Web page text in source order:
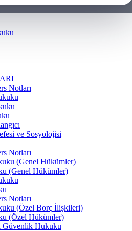
Notları
ve Sosyolojisi
Notları
(Genel Hükümler)
(Genel Hükümler)
Notları
(Özel Borç İlişkileri)
(Özel Hükümler)
Güvenlik Hukuku